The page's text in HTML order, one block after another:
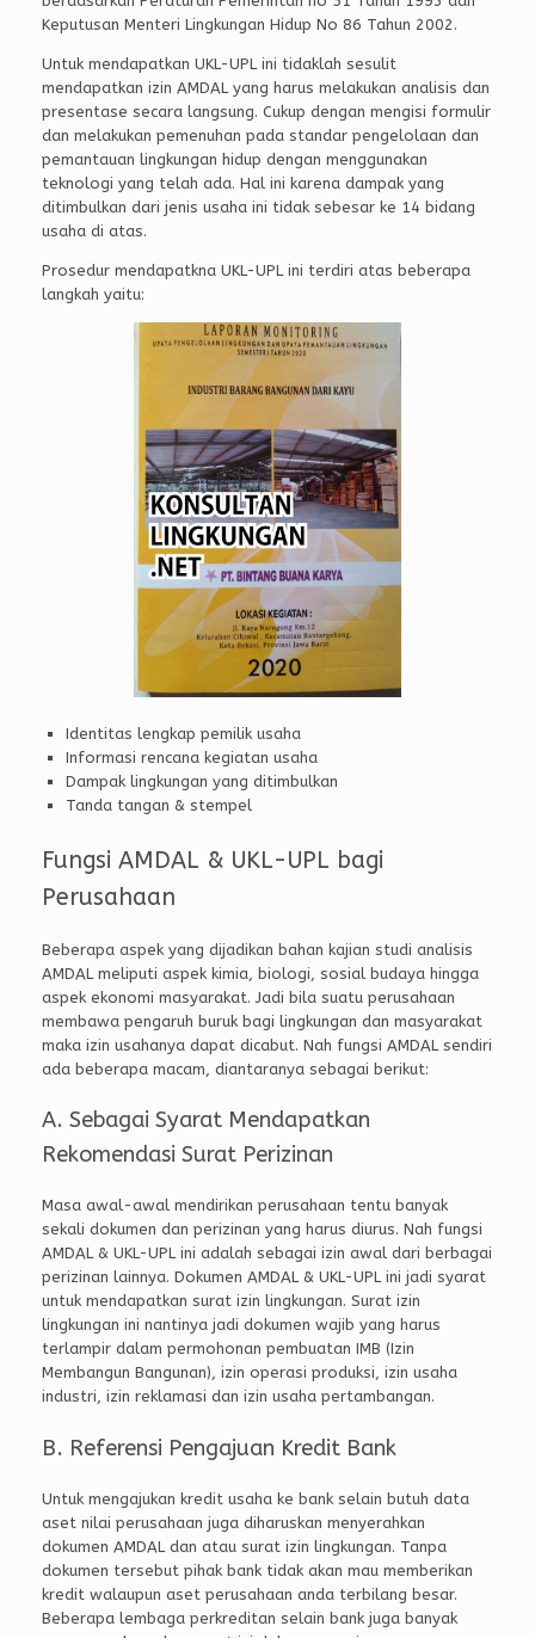
Keputusan Menteri Lingkungan Hidup No 86 Tahun 2002.
Untuk mendapatkan UKL-UPL ini tidaklah sesulit
mendapatkan izin AMDAL yang harus melakukan analisis dan
presentase secara langsung. Cukup dengan mengisi formulir
dan melakukan pemenuhan pada standar pengelolaan dan
pemantauan lingkungan hidup dengan menggunakan
teknologi yang telah ada. Hal ini karena dampak yang
ditimbulkan dari jenis usaha ini tidak sebesar ke 14 bidang
usaha di atas.
Prosedur mendapatkna UKL-UPL ini terdiri atas beberapa
langkah yaitu:
Identitas lengkap pemilik usaha
Informasi rencana kegiatan usaha
Dampak lingkungan yang ditimbulkan
Tanda tangan & stempel
Fungsi AMDAL & UKL-UPL bagi
Perusahaan
Beberapa aspek yang dijadikan bahan kajian studi analisis
AMDAL meliputi aspek kimia, biologi, sosial budaya hingga
aspek ekonomi masyarakat. Jadi bila suatu perusahaan
membawa pengaruh buruk bagi lingkungan dan masyarakat
maka izin usahanya dapat dicabut. Nah fungsi AMDAL sendiri
ada beberapa macam, diantaranya sebagai berikut:
A. Sebagai Syarat Mendapatkan
Rekomendasi Surat Perizinan
Masa awal-awal mendirikan perusahaan tentu banyak
sekali dokumen dan perizinan yang harus diurus. Nah fungsi
AMDAL & UKL-UPL ini adalah sebagai izin awal dari berbagai
perizinan lainnya. Dokumen AMDAL & UKL-UPL ini jadi syarat
untuk mendapatkan surat izin lingkungan. Surat izin
lingkungan ini nantinya jadi dokumen wajib yang harus
terlampir dalam permohonan pembuatan IMB (Izin
Membangun Bangunan), izin operasi produksi, izin usaha
industri, izin reklamasi dan izin usaha pertambangan.
B. Referensi Pengajuan Kredit Bank
Untuk mengajukan kredit usaha ke bank selain butuh data
aset nilai perusahaan juga diharuskan menyerahkan
dokumen AMDAL dan atau surat izin lingkungan. Tanpa
dokumen tersebut pihak bank tidak akan mau memberikan
kredit walaupun aset perusahaan anda terbilang besar.
Beberapa lembaga perkreditan selain bank juga banyak